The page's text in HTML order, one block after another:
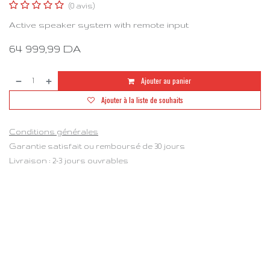
(0 avis)
Active speaker system with remote input
64 999,99 DA
Ajouter au panier
Ajouter à la liste de souhaits
Conditions générales
Garantie satisfait ou remboursé de 30 jours
Livraison : 2-3 jours ouvrables